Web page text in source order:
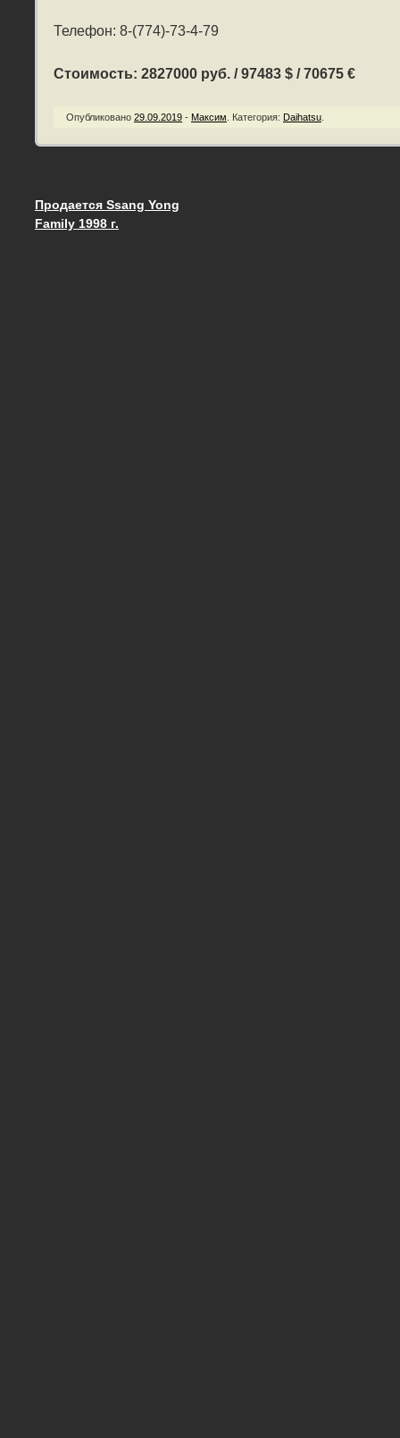
Телефон: 8-(774)-73-4-79
Стоимость: 2827000 руб. / 97483 $ / 70675 €
Опубликовано 29.09.2019 - Максим Категория: Daihatsu
Запись навигация
Продается Ssang Yong
Family 1998 г.